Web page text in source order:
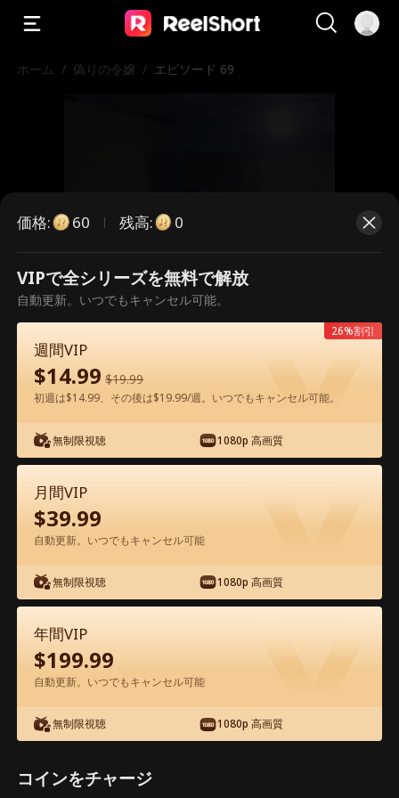
ホーム / 偽りの令嬢 / エピソード 69
こちらは有料のエピソードです。視
聴いただくには解放が必要です。
60今すぐ解放
アプリ内で無料視聴可能
エピソード69 - 偽りの令嬢 映画フル
1-50 51-70
66 68 69
価格: 60 残高: 0
VIPで全シリーズを無料で解放
自動更新。いつでもキャンセル可能。
週間VIP
$14.99 $19.99
初週は$14.99、その後は$19.99/週。いつでもキャンセル可能。
無制限視聴 1080p 高画質
26%割引
月間VIP
$39.99
自動更新。いつでもキャンセル可能
無制限視聴 1080p 高画質
年間VIP
$199.99
自動更新。いつでもキャンセル可能
無制限視聴 1080p 高画質
コインをチャージ